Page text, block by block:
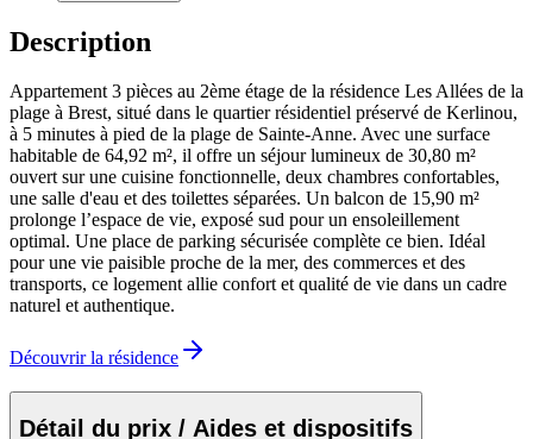
Description
Appartement 3 pièces au 2ème étage de la résidence Les Allées de la
plage à Brest, situé dans le quartier résidentiel préservé de Kerlinou,
à 5 minutes à pied de la plage de Sainte-Anne. Avec une surface
habitable de 64,92 m², il offre un séjour lumineux de 30,80 m²
ouvert sur une cuisine fonctionnelle, deux chambres confortables,
une salle d'eau et des toilettes séparées. Un balcon de 15,90 m²
prolonge l’espace de vie, exposé sud pour un ensoleillement
optimal. Une place de parking sécurisée complète ce bien. Idéal
pour une vie paisible proche de la mer, des commerces et des
transports, ce logement allie confort et qualité de vie dans un cadre
naturel et authentique.
Découvrir la résidence
Détail du prix / Aides et dispositifs